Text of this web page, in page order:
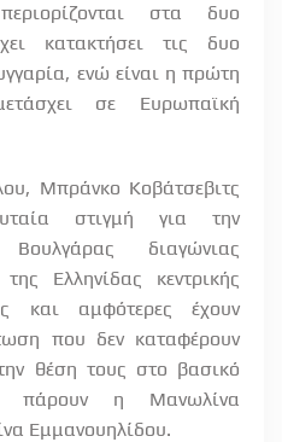
στα δυο
κατακτήσει τις δυο
ενώ είναι η πρώτη
σε Ευρωπαϊκή
Μπράνκο Κοβάτσεβιτς
στιγμή για την
διαγώνιας
Ελληνίδας κεντρικής
και αμφότερες έχουν
που δεν καταφέρουν
θέση τους στο βασικό
πάρουν η Μανωλίνα
Εμμανουηλίδου.